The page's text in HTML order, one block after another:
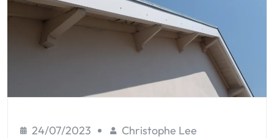
24/07/2023 Christophe Lee